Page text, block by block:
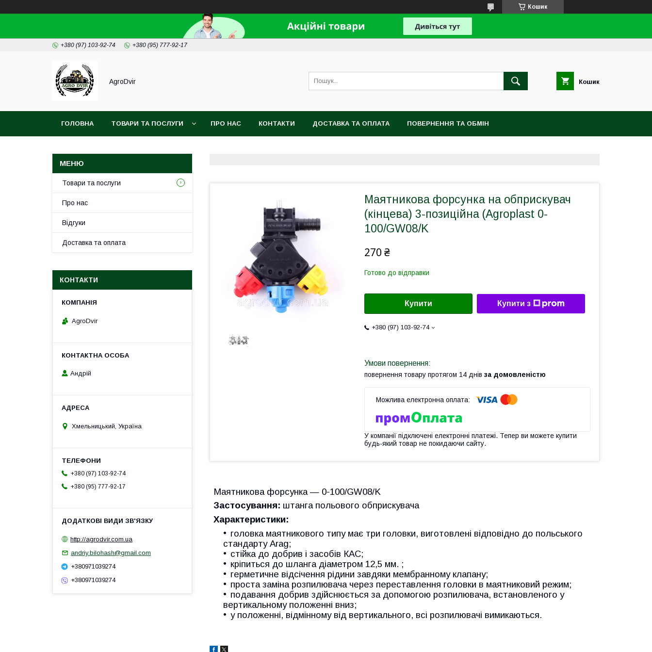
Кошик
+380 (97) 103-92-74 +380 (95) 777-92-17
AgroDvir Кошик
ГОЛОВНА ТОВАРИ ТА ПОСЛУГИ ПРО НАС КОНТАКТИ ДОСТАВКА ТА ОПЛАТА ПОВЕРНЕННЯ ТА ОБМІН
Маятникова форсунка на обприскувач
(кінцева) 3-позиційна (Agroplast 0-
100/GW08/K
270 ₴
Готово до відправки
Купити Купити з
+380 (97) 103-92-74
повернення товару протягом 14 днів за домовленістю
У компанії підключені електронні платежі. Тепер ви можете купити
будь-який товар не покидаючи сайту.
Маятникова форсунка — 0-100/GW08/K
Застосування: штанга польового обприскувача
Характеристики:
головка маятникового типу має три головки, виготовлені відповідно до польського
стандарту Arag;
стійка до добрив і засобів КАС;
кріпиться до шланга діаметром 12,5 мм. ;
герметичне відсічення рідини завдяки мембранному клапану;
проста заміна розпилювача через переставлення головки в маятниковий режим;
подавання добрив здійснюється за допомогою розпилювача, встановленого у
вертикальному положенні вниз;
у положенні, відмінному від вертикального, всі розпилювачі вимикаються.
Товари та послуги
Про нас
Відгуки
Доставка та оплата
КОНТАКТИ
AgroDvir
Андрій
Хмельницький, Україна
+380 (97) 103-92-74
+380 (95) 777-92-17
http://agrodvir.com.ua
andriy.bilohash@gmail.com
+380971039274
+380971039274